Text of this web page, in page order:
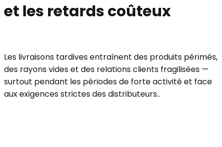
et les retards coûteux
Les livraisons tardives entraînent des produits périmés,
des rayons vides et des relations clients fragilisées —
surtout pendant les périodes de forte activité et face
aux exigences strictes des distributeurs..